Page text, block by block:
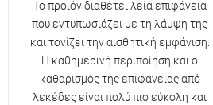
Το προϊόν διαθέτει λεία επιφάνεια
που εντυπωσιάζει με τη λάμψη της
και τονίζει την αισθητική εμφάνιση.
Η καθημερινή περιποίηση και ο
καθαρισμός της επιφάνειας από
λεκέδες είναι πολύ πιο εύκολη και